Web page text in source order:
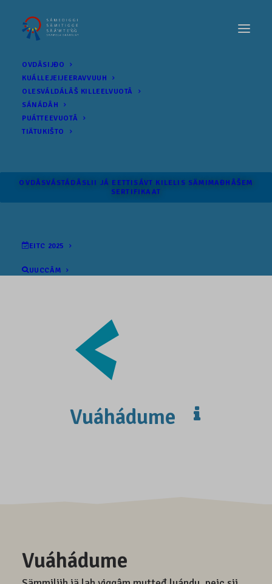
OVDÂSIJĐO
KUÁLLEJEIJEERAVVUUH
OLESVÁLDÁLÂŠ KILLEELVUOTÂ
SÁNÁDÂH
PUÁTTEEVUOTÂ
TIÄTUKIŠTO
OVDÂSVÁSTÁDÂSLII JÁ EETTISÁVT KILELIS SÄMI­MAĐHÂŠEM
SERTIFIKAAT
EITC 2025
UUCCÂM
Vuáhádume
Vuáhádume